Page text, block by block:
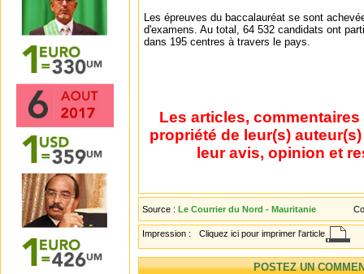
Les épreuves du baccalauréat se sont
d'examens. Au total, 64 532 candidats ont
dans 195 centres à travers le pays.
Les articles,
propriété de leur(s)
leur avis, opinion et
Source : Le Courrier du Nord - Mauritanie
Impression : Cliquez ici pour imprimer l'article
POSTEZ UN